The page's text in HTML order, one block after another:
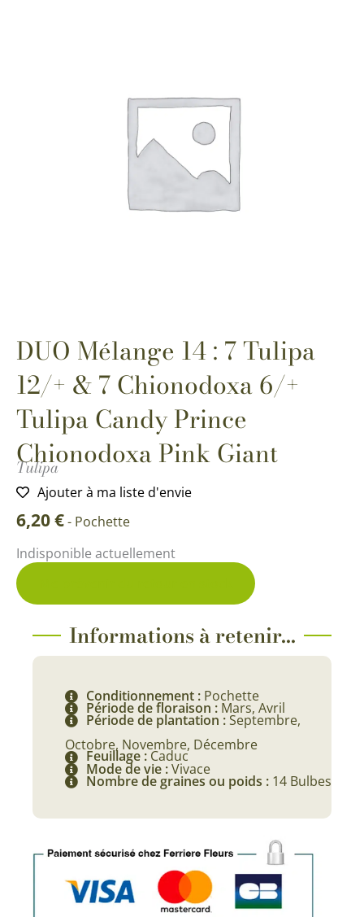
DUO Mélange 14 : 7 Tulipa
12/+ & 7 Chionodoxa 6/+
Tulipa Candy Prince
Chionodoxa Pink Giant
Tulipa
Ajouter à ma liste d'envie
6,20€- Pochette
Indisponible actuellement
Informations à retenir...
Conditionnement : Pochette
Période de floraison : Mars, Avril
Période de plantation :Septembre,
Octobre, Novembre, Décembre
Feuillage : Caduc
Mode de vie :Vivace
Nombre de graines ou poids : 14 Bulbes